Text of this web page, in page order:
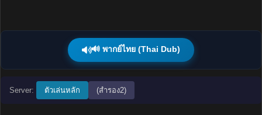
🔊 พากย์ไทย (Thai Dub)
Server: ตัวเล่นหลัก (สำรอง2)